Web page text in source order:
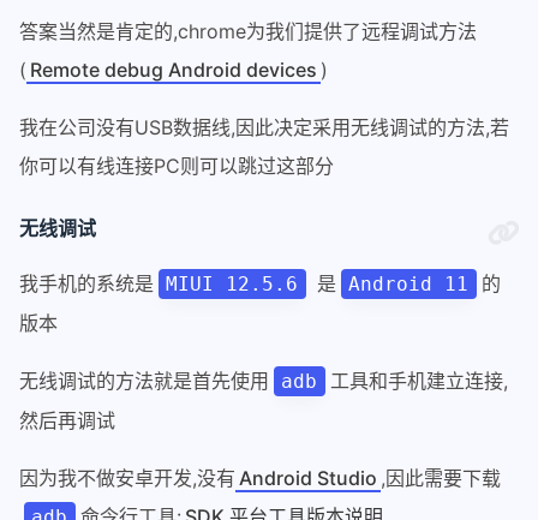
答案当然是肯定的,chrome为我们提供了远程调试方法
( Remote debug Android devices )
我在公司没有USB数据线,因此决定采用无线调试的方法,若
你可以有线连接PC则可以跳过这部分
无线调试
我手机的系统是 MIUI 12.5.6 是 Android 11
的
版本
无线调试的方法就是首先使用 adb
工具和手机建立连接,
然后再调试
因为我不做安卓开发,没有 Android Studio ,因此需要下载